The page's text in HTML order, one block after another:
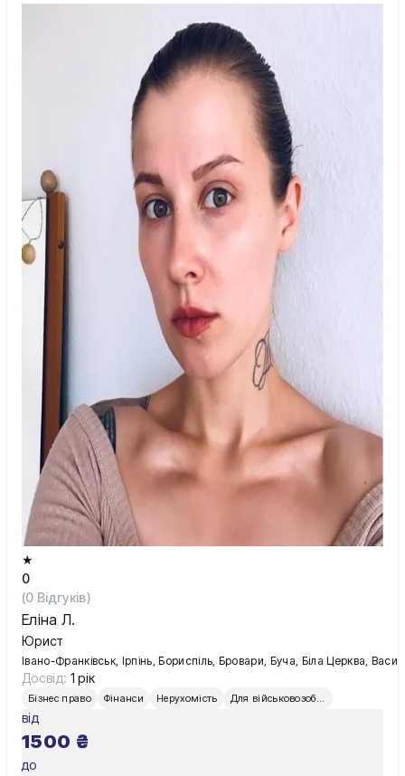
Умань
Чернівці
Чернігів
Шостка
Житомир
Київ
Львів
★
0
(0 Відгуків)
Еліна Л.
Юрист
Івано-Франківськ, Ірпінь, Бориспіль, Бровари, Буча, Біла Церква,
Досвід: 1 рік
Бізнес право Фінанси Нерухомість
від
1500 ₴
до